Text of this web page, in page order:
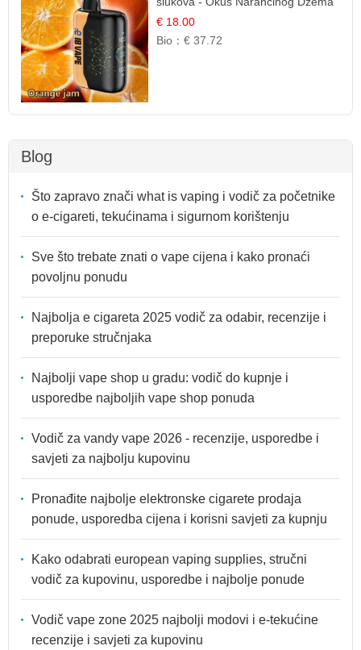
| Dugotrajno Iskustvo
€ 18.00
Bio：€ 37.72
Blog
Što zapravo znači what is vaping i vodič za početnike
o e-cigareti, tekućinama i sigurnom korištenju
Sve što trebate znati o vape cijena i kako pronaći
povoljnu ponudu
Najbolja e cigareta 2025 vodič za odabir, recenzije i
preporuke stručnjaka
Najbolji vape shop u gradu: vodič do kupnje i
usporedbe najboljih vape shop ponuda
Vodič za vandy vape 2026 - recenzije, usporedbe i
savjeti za najbolju kupovinu
Pronađite najbolje elektronske cigarete prodaja
ponude, usporedba cijena i korisni savjeti za kupnju
Kako odabrati european vaping supplies, stručni
vodič za kupovinu, usporedbe i najbolje ponude
Vodič vape zone 2025 najbolji modovi i e-tekućine
recenzije i savjeti za kupovinu